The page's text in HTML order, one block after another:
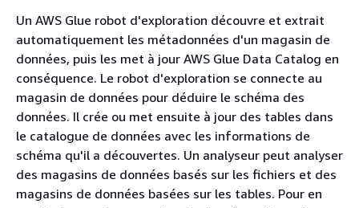
Un AWS Glue robot d'exploration découvre et extrait
automatiquement les métadonnées d'un magasin de
données, puis les met à jour AWS Glue Data Catalog en
conséquence. Le robot d'exploration se connecte au
magasin de données pour déduire le schéma des
données. Il crée ou met ensuite à jour des tables dans
le catalogue de données avec les informations de
schéma qu'il a découvertes. Un analyseur peut analyser
des magasins de données basés sur les fichiers et des
magasins de données basées sur les tables. Pour en